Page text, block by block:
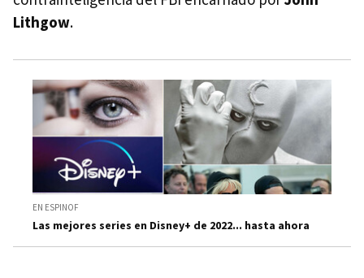
Lithgow.
EN ESPINOF
Las mejores series en Disney+ de 2022... hasta ahora